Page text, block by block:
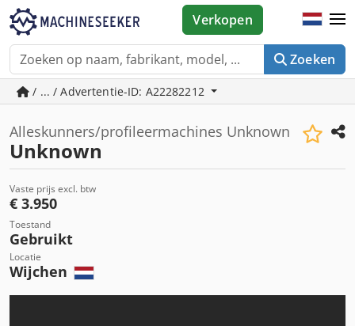
Zoeken
Verkopen
/ ... / Advertentie-ID: A22282212
Alleskunners/profileermachines Unknown
Unknown
Vaste prijs excl. btw
€ 3.950
Toestand
Gebruikt
Locatie
Wijchen